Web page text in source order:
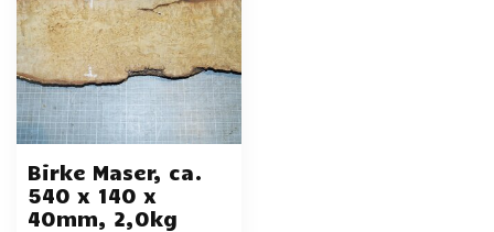
Birke Maser, ca.
540 x 140 x
40mm, 2,0kg